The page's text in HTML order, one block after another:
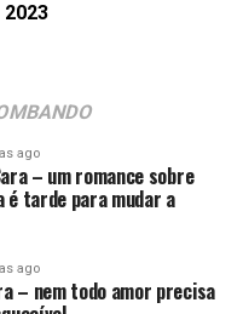
ago
– um romance sobre
é tarde para mudar a
ago
– nem todo amor precisa